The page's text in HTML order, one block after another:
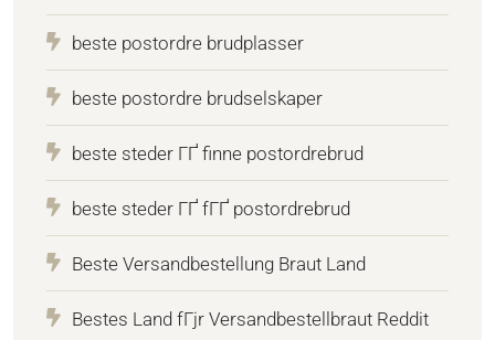
beste postordre brudplasser
beste postordre brudselskaper
beste steder ГҐ finne postordrebrud
beste steder ГҐ fГҐ postordrebrud
Beste Versandbestellung Braut Land
Bestes Land fГјr Versandbestellbraut Reddit